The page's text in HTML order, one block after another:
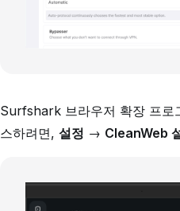
Surfshark 브라우저 확장 프로
스하려면, 설정 → CleanWeb